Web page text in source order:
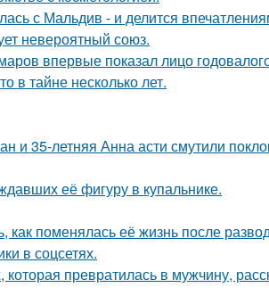
с Мальдив - и делится
невероятный союз.
впервые показал лицо
в тайне несколько лет.
35-летняя Анна асти смутили
её фигуру в купальнике.
поменялась её жизнь после
в соцсетях.
превратилась в мужчину,